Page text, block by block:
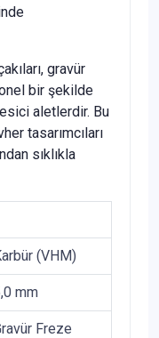
gravür
bir şekilde
aletlerdir. Bu
tasarımcıları
sıklıkla
(VHM)
mm
Freze